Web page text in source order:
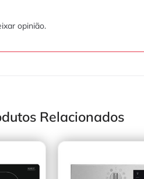
opinião.
Relacionados